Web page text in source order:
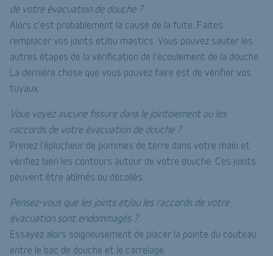
de votre évacuation de douche ?
Alors c'est probablement la cause de la fuite. Faites
remplacer vos joints et/ou mastics. Vous pouvez sauter les
autres étapes de la vérification de l’écoulement de la douche.
La dernière chose que vous pouvez faire est de vérifier vos
tuyaux.
Vous voyez aucune fissure dans le jointoiement ou les
raccords de votre évacuation de douche ?
Prenez l'éplucheur de pommes de terre dans votre main et
vérifiez bien les contours autour de votre douche. Ces joints
peuvent être abîmés ou décollés.
Pensez-vous que les joints et/ou les raccords de votre
évacuation sont endommagés ?
Essayez alors soigneusement de placer la pointe du couteau
entre le bac de douche et le carrelage.